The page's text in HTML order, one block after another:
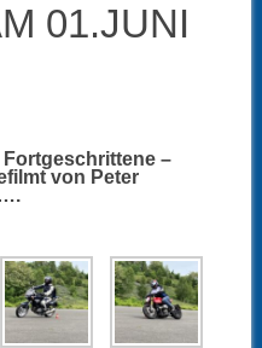
01.JUNI
–
von Peter